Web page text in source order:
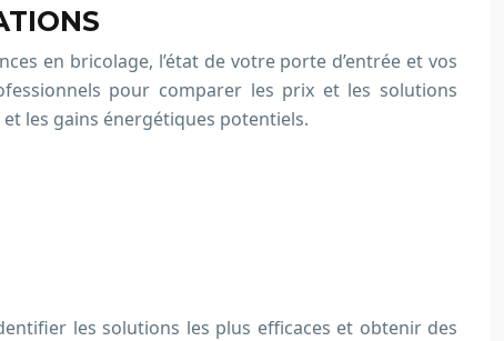
en bricolage, l’état de votre porte d’entrée et vos
pour comparer les prix et les solutions
les gains énergétiques potentiels.
les solutions les plus efficaces et obtenir des